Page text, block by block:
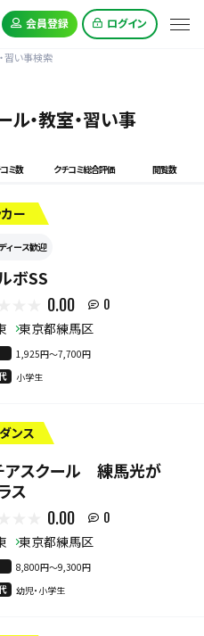
会員登録 ログイン
習い事検索
ル・教室・習い事
ミ数 クチコミ総合評価 閲覧数
ー
ィース歓迎
ボSS
0.00 0
東京都練馬区
1,925円〜7,700円
小学生
ンス
アスクール 練馬光が
ス
0.00 0
東京都練馬区
8,800円〜9,300円
幼児・小学生